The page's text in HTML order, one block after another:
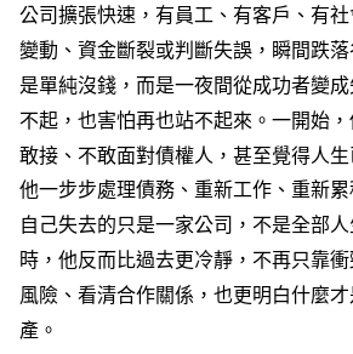
公司擴張快速，有員工、有客戶、有
變動、資金斷裂或判斷失誤，瞬間跌
是單純沒錢，而是一夜間從成功者變
不起，也害怕再也站不起來。一開始
敢接、不敢面對債權人，甚至覺得人
他一步步處理債務、重新工作、重新
自己失去的只是一家公司，不是全部
時，他反而比過去更冷靜，不再只靠
風險、看清合作關係，也更明白什麼
產。